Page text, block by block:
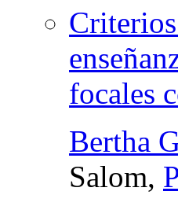
focales
Bertha
Salom,